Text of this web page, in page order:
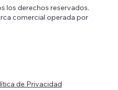
los derechos reservados.
comercial operada por
de Privacidad